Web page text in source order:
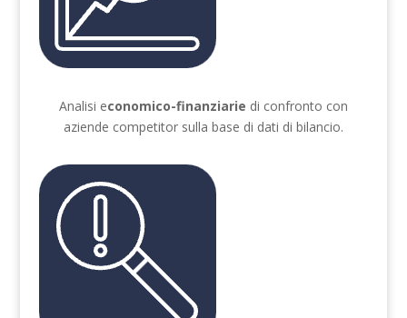
Analisi economico-finanziarie di confronto con
aziende competitor sulla base di dati di bilancio.